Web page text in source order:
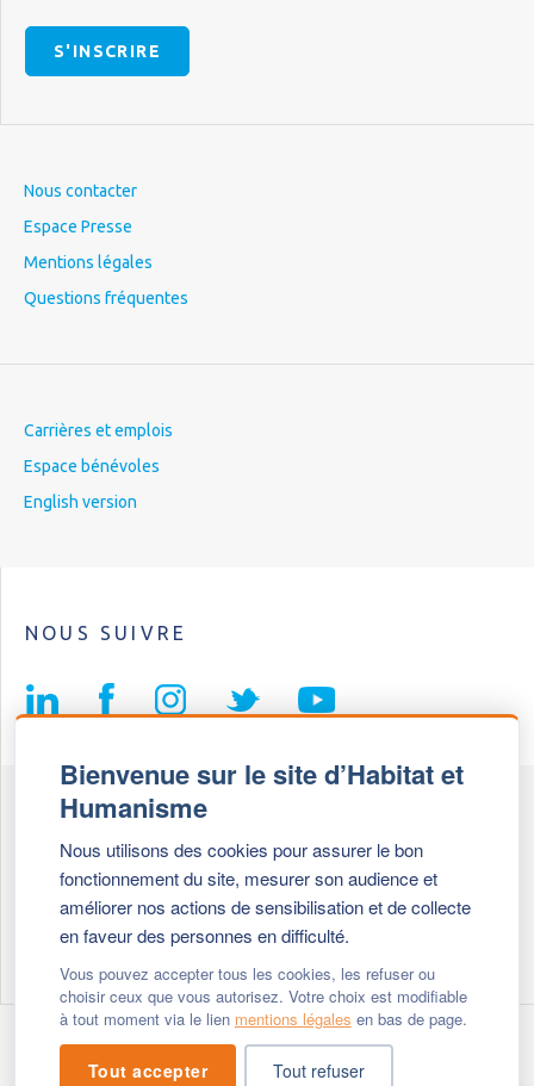
Bienvenue sur le site d’Habitat et
Humanisme
Nous utilisons des cookies pour assurer le bon
fonctionnement du site, mesurer son audience et
améliorer nos actions de sensibilisation et de collecte
en faveur des personnes en difficulté.
Vous pouvez accepter tous les cookies, les refuser ou
choisir ceux que vous autorisez. Votre choix est modifiable
à tout moment via le lien mentions légales en bas de page.
Tout accepter Tout refuser
S'INSCRIRE
Nous contacter
Espace Presse
Mentions légales
Questions fréquentes
Carrières et emplois
Espace bénévoles
English version
NOUS SUIVRE
69647 Caluire et Cuire cedex
+ 33 (0)4 72 27 42 58
- © 2026 Habitat & Humanisme